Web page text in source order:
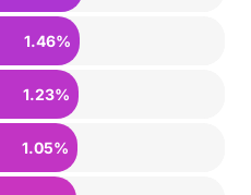
1.46%
1.23%
1.05%